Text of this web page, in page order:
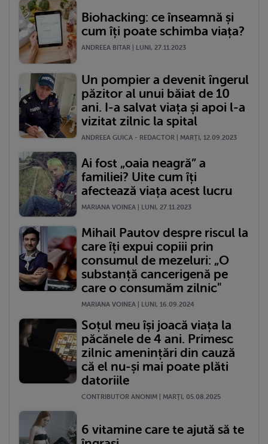
Biohacking: ce înseamnă și
cum îți poate schimba viața?
ANDREEA BITAR | LUNI, 27.11.2023
Un pompier a devenit îngerul
păzitor al unui băiat de 10
ani. I-a salvat viața și apoi l-a
vizitat zilnic la spital
ANDREEA GUICA - REDACTOR | MARŢI, 12.09.2023
Ai fost „oaia neagră” a
familiei? Uite cum îți
afectează viața acest lucru
MARIANA VOINEA | LUNI, 27.11.2023
Mihail Pautov despre riscul la
care îți expui copiii prin
consumul de mezeluri: „O
substanță cancerigenă pe
care o consumăm zilnic"
MARIANA VOINEA | LUNI, 16.09.2024
Soțul meu își joacă viața la
păcănele de 4 ani. Primesc
zilnic amenințări din cauză
că el nu-și mai poate plăti
datoriile
CONTRIBUTOR ANONIM | MARŢI, 05.08.2025
6 vitamine care te ajută să te